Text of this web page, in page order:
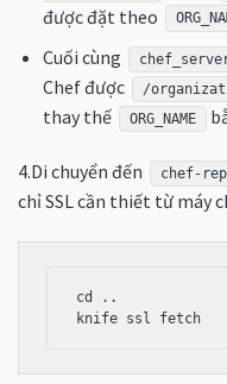
được đặt theo
Cuối cùng
Chef được
/
thay thế
ORG_NAME
4.Di chuyển đến chef-
chỉ SSL cần thiết từ máy
cd ..
knife ssl fetch